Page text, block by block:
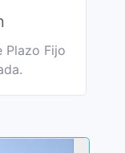
Plazo Fijo